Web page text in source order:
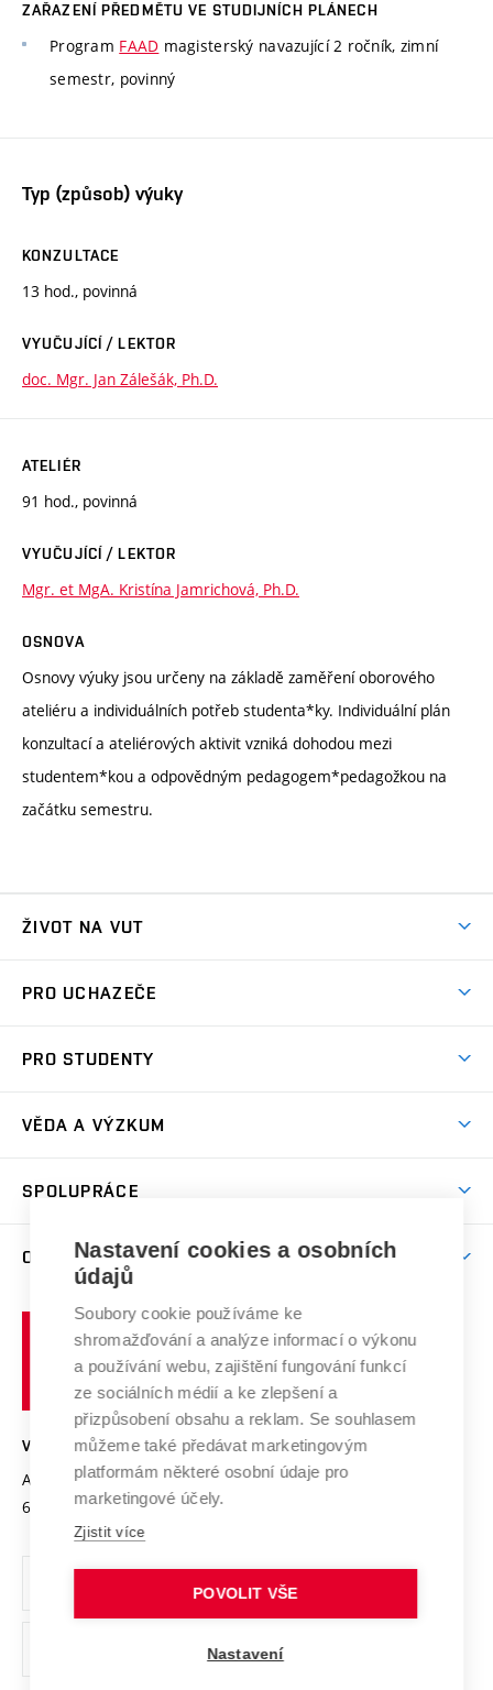
ZAŘAZENÍ PŘEDMĚTU VE STUDIJNÍCH PLÁNECH
Program FAAD magisterský navazující 2 ročník, zimní
semestr, povinný
Typ (způsob) výuky
KONZULTACE
13 hod., povinná
VYUČUJÍCÍ / LEKTOR
doc. Mgr. Jan Zálešák, Ph.D.
ATELIÉR
91 hod., povinná
VYUČUJÍCÍ / LEKTOR
Mgr. et MgA. Kristína Jamrichová, Ph.D.
OSNOVA
Osnovy výuky jsou určeny na základě zaměření oborového
ateliéru a individuálních potřeb studenta*ky. Individuální plán
konzultací a ateliérových aktivit vzniká dohodou mezi
studentem*kou a odpovědným pedagogem*pedagožkou na
začátku semestru.
ŽIVOT NA VUT
Koleje
Sport na VUT
Brno
PRO UCHAZEČE
Dny otevřených dveří
Celoživotní vzdělávání
E-přihláška
PRO STUDENTY
Harmonogram akademického roku
Závěrečné práce
Doktorské studium
Zpracování osobních údajů studentů
Sociální bezpečí
Studium bez bariér
Podpora podnikání
VĚDA A VÝZKUM
Mezinárodní vědecká rada
Systém zajišťování kvality výzkumu
Výzkumné infrastruktury
Transfer znalostí
Open Science
Projekty
Projekty ze strukturálních fondů
Specifický výzkum
SPOLUPRÁCE
Zahraniční spolupráce
Spolupráce se školami
Služby univerzity
Mezinárodní dohody
Univerzitní sítě
O UNIVERZITĚ
Profil univerzity
Udržitelná univerzita
Podnikavá univerzita / ContriBUTe
Bezpečná univerzita
Vyznamenání
Organizační struktura
Ochrana osobních údajů
odkaz)
učení
technické
VYSOKÉ UČENÍ TECHNICKÉ V BRNĚ
Antonínská 548/1
602 00 Brno
www.vut.cz
vut@vutbr.cz
Nastavení cookies a osobních
údajů
Soubory cookie používáme ke
shromažďování a analýze informací o výkonu
a používání webu, zajištění fungování funkcí
ze sociálních médií a ke zlepšení a
přizpůsobení obsahu a reklam. Se souhlasem
můžeme také předávat marketingovým
platformám některé osobní údaje pro
marketingové účely.
Zjistit více
POVOLIT VŠE
Nastavení